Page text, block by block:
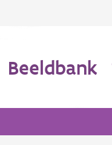
Beeldbank